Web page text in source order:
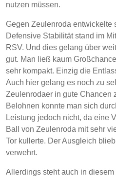
nutzen müssen.
Gegen Zeulenroda entwickelte
Defensive Stabilität stand im
RSV. Und dies gelang über
gut. Man ließ kaum
sehr kompakt. Einzig die
Auch hier gelang es noch zu
Zeulenrodaer in gute Chancen
Belohnen konnte man sich
Leistung jedoch nicht, da eine
Ball von Zeulenroda mit sehr
Tor kullerte. Der Ausgleich
verwehrt.
Allerdings steht auch in